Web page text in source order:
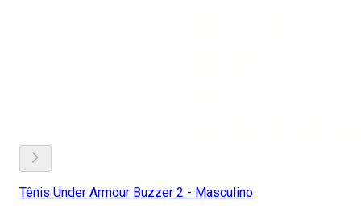
Tênis Under Armour Buzzer 2 - Masculino